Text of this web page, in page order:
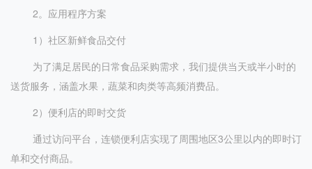
2。应用程序方案
1）社区新鲜食品交付
为了满足居民的日常食品采购需求，我们提供当天或半小时的
送货服务，涵盖水果，蔬菜和肉类等高频消费品。
2）便利店的即时交货
通过访问平台，连锁便利店实现了周围地区3公里以内的即时订
单和交付商品。